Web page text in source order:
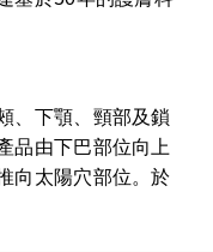
、下顎、頸部及鎖
品由下巴部位向上
向太陽穴部位。於